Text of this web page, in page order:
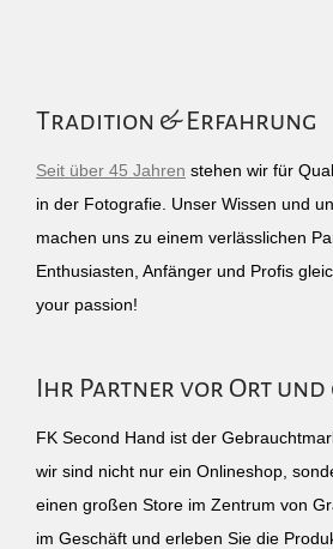
Tradition & Erfahrung
Seit über 45 Jahren stehen wir für
in der Fotografie. Unser Wissen und
machen uns zu einem verlässlichen
Enthusiasten, Anfänger und Profis
your passion!
Ihr Partner vor Ort und
FK Second Hand ist der
wir sind nicht nur ein Onlineshop,
einen großen Store im Zentrum von
im Geschäft und erleben Sie die